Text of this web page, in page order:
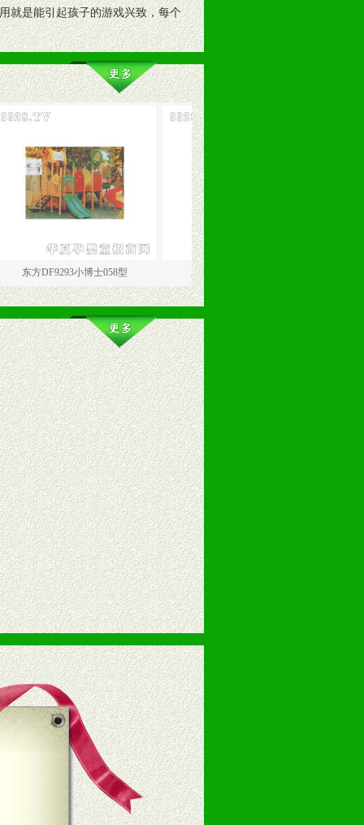
是能引起孩子的游戏兴致，每个
小博士058型 东方DF9291小博士065型